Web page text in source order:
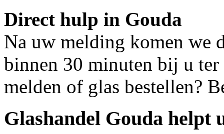
Direct hulp in Gouda
Na uw melding komen we
binnen 30 minuten bij u ter
melden of glas bestellen?
Glashandel Gouda helpt